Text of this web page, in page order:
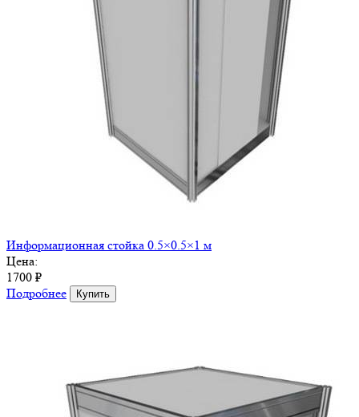
Информационная стойка 0.5×0.5×1 м
Цена:
1700 ₽
Подробнее
Купить